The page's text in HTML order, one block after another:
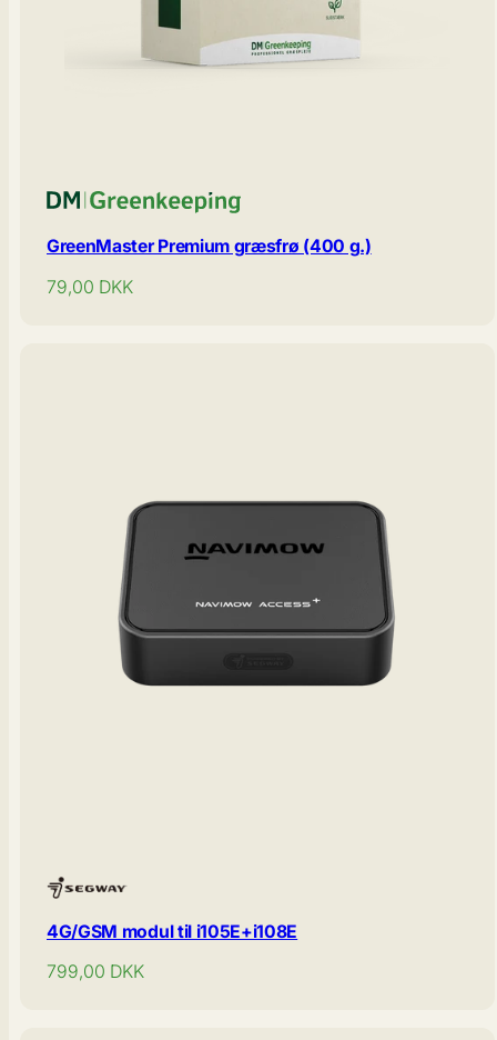
GreenMaster Premium græsfrø (400 g.)
Normal
79,00 DKK
4G/GSM modul til i105E+i108E
Normal
799,00 DKK